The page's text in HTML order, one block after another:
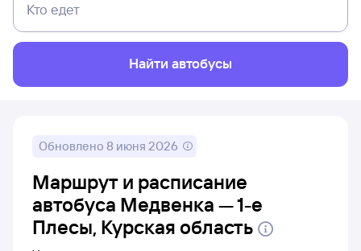
Кто едет
Найти автобусы
Обновлено 8 июня 2026
Маршрут и расписание
автобуса Медвенка — 1-е
Плесы, Курская область